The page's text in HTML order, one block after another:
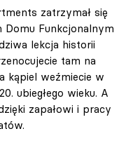
zatrzymał się
Funkcjonalnym
lekcja historii
tam na
kąpiel weźmiecie w
ubiegłego wieku. A
zapałowi i pracy